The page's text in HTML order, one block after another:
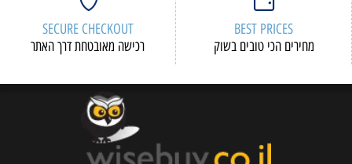
BEST PRICES
מחירים הכי טובים בשוק
SECURE CHECKOUT
רכישה מאובטחת דרך האתר